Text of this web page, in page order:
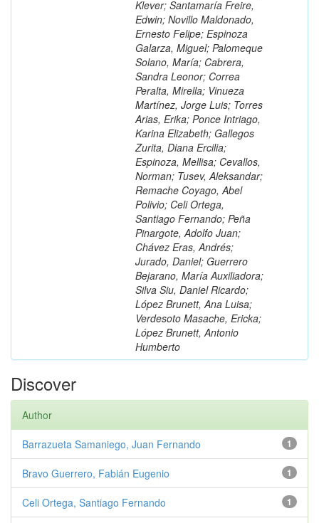
Klever; Santamaría Freire,
Edwin; Novillo Maldonado,
Ernesto Felipe; Espinoza
Galarza, Miguel; Palomeque
Solano, María; Cabrera,
Sandra Leonor; Correa
Peralta, Mirella; Vinueza
Martínez, Jorge Luis; Torres
Arias, Erika; Ponce Intriago,
Karina Elizabeth; Gallegos
Zurita, Diana Ercilia;
Espinoza, Mellisa; Cevallos,
Norman; Tusev, Aleksandar;
Remache Coyago, Abel
Polivio; Celi Ortega,
Santiago Fernando; Peña
Pinargote, Adolfo Juan;
Chávez Eras, Andrés;
Jurado, Daniel; Guerrero
Bejarano, María Auxiliadora;
Silva Siu, Daniel Ricardo;
López Brunett, Ana Luisa;
Verdesoto Masache, Ericka;
López Brunett, Antonio
Humberto
Discover
Author
1
Barrazueta Samaniego, Juan Fernando
1
Bravo Guerrero, Fabián Eugenio
1
Celi Ortega, Santiago Fernando